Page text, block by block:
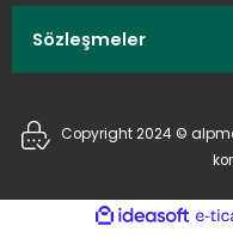
Sözleşmeler
Copyright 2024 ©
ideasoft